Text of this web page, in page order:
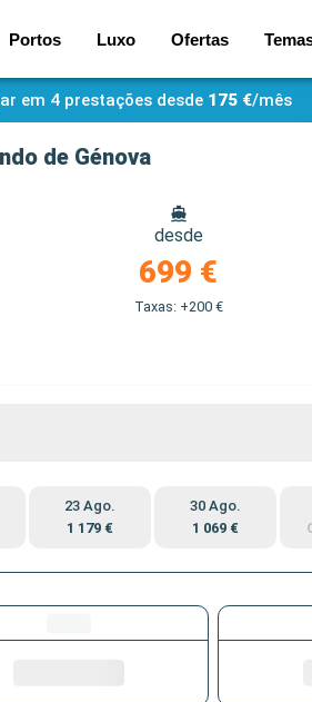
Portos Luxo Ofertas
em 4 prestações desde175 €/mês
de Génova
desde
699 €
Taxas: +200 €
23 Ago.
1 179 €
30 Ago.
1 069 €